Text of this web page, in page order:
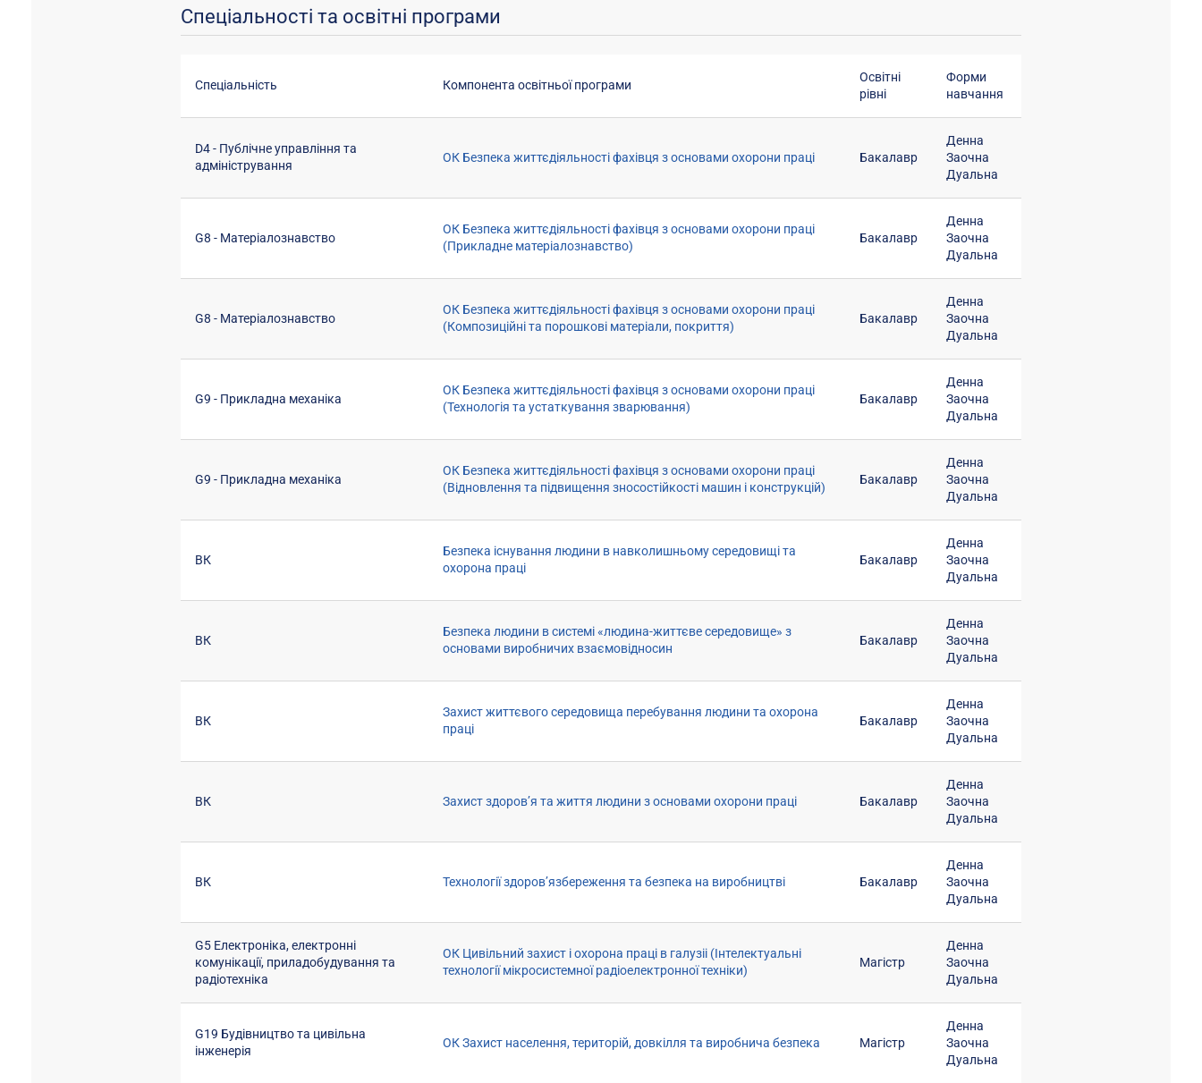
Спеціальності та освітні програми
Спеціальність Компонента освітньої програми
Освітні
рівні
Форми
навчання
D4 - Публічне управління та
адміністрування
ОК Безпека життєдіяльності фахівця з основами охорони праці Бакалавр
Денна
Заочна
Дуальна
G8 - Матеріалознавство
ОК Безпека життєдіяльності фахівця з основами охорони праці
(Прикладне матеріалознавство)
Бакалавр
Денна
Заочна
Дуальна
G8 - Матеріалознавство
ОК Безпека життєдіяльності фахівця з основами охорони праці
(Композиційні та порошкові матеріали, покриття)
Бакалавр
Денна
Заочна
Дуальна
G9 - Прикладна механіка
ОК Безпека життєдіяльності фахівця з основами охорони праці
(Технологія та устаткування зварювання)
Бакалавр
Денна
Заочна
Дуальна
G9 - Прикладна механіка
ОК Безпека життєдіяльності фахівця з основами охорони праці
(Відновлення та підвищення зносостійкості машин і конструкцій)
Бакалавр
Денна
Заочна
Дуальна
ВК
Безпека існування людини в навколишньому середовищі та
охорона праці
Бакалавр
Денна
Заочна
Дуальна
ВК
Безпека людини в системі «людина-життєве середовище» з
основами виробничих взаємовідносин
Бакалавр
Денна
Заочна
Дуальна
ВК
Захист життєвого середовища перебування людини та охорона
праці
Бакалавр
Денна
Заочна
Дуальна
ВК Захист здоров’я та життя людини з основами охорони праці Бакалавр
Денна
Заочна
Дуальна
ВК Технології здоров’язбереження та безпека на виробництві Бакалавр
Денна
Заочна
Дуальна
G5 Електроніка, електронні
комунікації, приладобудування та
радіотехніка
ОК Цивільний захист і охорона праці в галузіі (Інтелектуальні
технології мікросистемної радіоелектронної техніки)
Магістр
Денна
Заочна
Дуальна
G19 Будівництво та цивільна
інженерія
ОК Захист населення, територій, довкілля та виробнича безпека Магістр
Денна
Заочна
Дуальна